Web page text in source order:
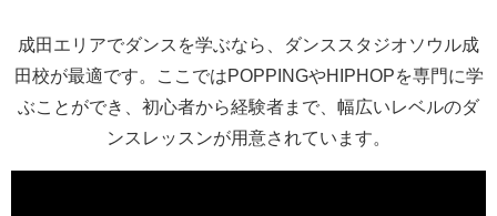
成田エリアでダンスを学ぶなら、ダンススタジオソウル成
田校が最適です。ここではPOPPINGやHIPHOPを専門に学
ぶことができ、初心者から経験者まで、幅広いレベルのダ
ンスレッスンが用意されています。